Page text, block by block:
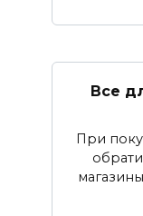
Все
При